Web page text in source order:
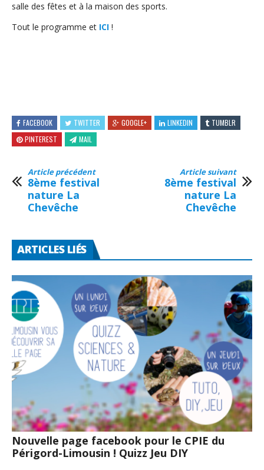
salle des fêtes et à la maison des sports.
Tout le programme et ICI !
FACEBOOK TWITTER GOOGLE+ LINKEDIN
TUMBLR
PINTEREST
MAIL
Article précédent
8ème festival
nature La
Chevêche
Article suivant
8ème festival
nature La
Chevêche
ARTICLES LIÉS
Nouvelle page facebook pour le CPIE du
Périgord-Limousin ! Quizz Jeu DIY